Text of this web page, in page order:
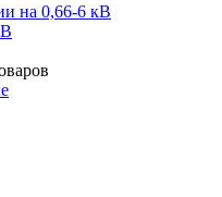
на 0,66-6 кВ